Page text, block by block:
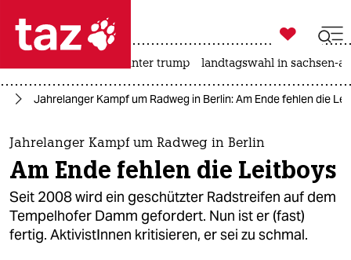
 taz zahl ich
taz zahl ich
themen
politik
öko
gesellschaft

taz zahl ich
usa unter trump landtagswahl in sachsen-
Jahrelanger Kampf um Radweg in Berlin: Am Ende fehlen die
Jahrelanger Kampf um Radweg in Berlin
Am Ende fehlen die Leitboys
Seit 2008 wird ein geschützter Radstreifen auf dem
Tempelhofer Damm gefordert. Nun ist er (fast)
fertig. AktivistInnen kritisieren, er sei zu schmal.